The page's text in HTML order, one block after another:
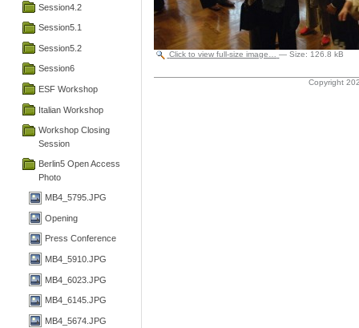
Session4.2
Session5.1
Session5.2
Session6
ESF Workshop
Italian Workshop
Workshop Closing
Session
Berlin5 Open Access
Photo
MB4_5795.JPG
Opening
Press Conference
MB4_5910.JPG
MB4_6023.JPG
MB4_6145.JPG
MB4_5674.JPG
Click to view full-size image… —Size:126.8 kB
Copyright